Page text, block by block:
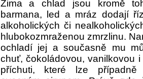
Zima a chlad jsou kromě
barmana, led a mráz dodají
alkoholických či
hlubokozmraženou zmrzlinu.
ochladí jej a současně mu
chuť, čokoládovou, vanilkovou
příchuti, které lze případně